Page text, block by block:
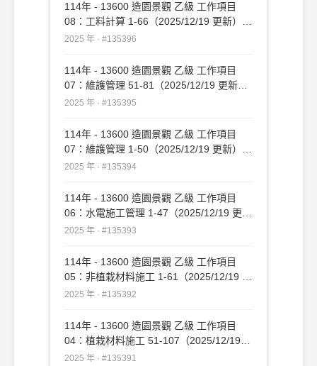
114年 - 13600 造園景觀 乙級 工作項目
08：工料計算 1-66（2025/12/19 更新）
#135396
2025 年 · #135396
114年 - 13600 造園景觀 乙級 工作項目
07：維護管理 51-81（2025/12/19 更新）
#135395
2025 年 · #135395
114年 - 13600 造園景觀 乙級 工作項目
07：維護管理 1-50（2025/12/19 更新）
#135394
2025 年 · #135394
114年 - 13600 造園景觀 乙級 工作項目
06：水電施工管理 1-47（2025/12/19 更
新）#135393
2025 年 · #135393
114年 - 13600 造園景觀 乙級 工作項目
05：非植栽材料施工 1-61（2025/12/19 更
新）#135392
2025 年 · #135392
114年 - 13600 造園景觀 乙級 工作項目
04：植栽材料施工 51-107（2025/12/19
更新）#135391
2025 年 · #135391